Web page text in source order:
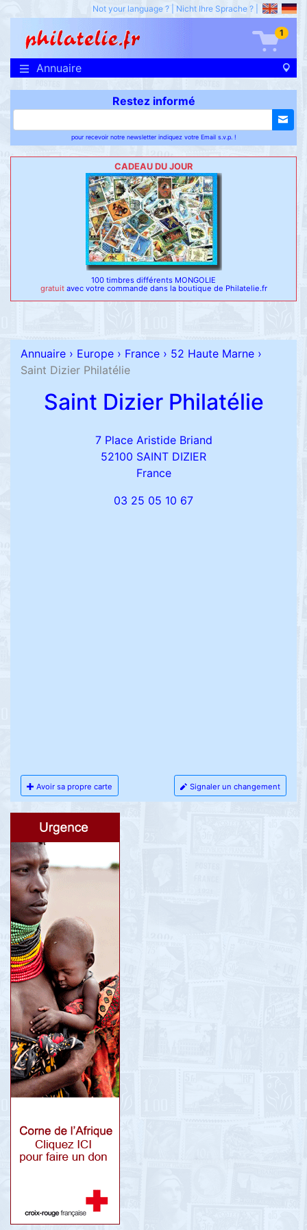
Not your language ? Nicht Ihre Sprache ?
1
Annuaire
Restez informé
pour recevoir notre newsletter indiquez votre Email s.v.p. !
CADEAU DU JOUR
100 timbres différents MONGOLIE
gratuit avec votre commande dans la boutique de Philatelie.fr
Annuaire › Europe › France › 52 Haute Marne ›
Saint Dizier Philatélie
Saint Dizier Philatélie
7 Place Aristide Briand
52100 SAINT DIZIER
France
03 25 05 10 67
Avoir sa propre carte Signaler un changement